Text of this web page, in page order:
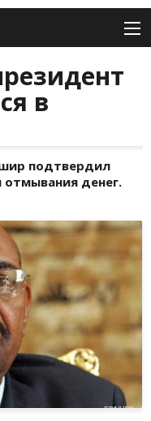
в
подтвердил
отмывания денег.